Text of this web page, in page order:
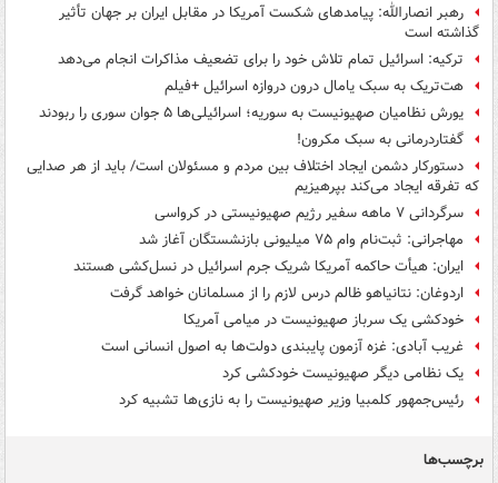
رهبر انصارالله: پیامدهای شکست آمریکا در مقابل ایران بر جهان تأثیر
گذاشته است
ترکیه: اسرائیل تمام تلاش خود را برای تضعیف مذاکرات انجام می‌دهد
هت‌تریک به سبک یامال درون دروازه اسرائیل +فیلم
یورش نظامیان صهیونیست به سوریه؛ اسرائیلی‌ها ۵ جوان سوری را ربودند
گفتاردرمانی به سبک مکرون!
دستورکار دشمن ایجاد اختلاف بین مردم و مسئولان است/ باید از هر صدایی
که تفرقه ایجاد می‌کند بپرهیزیم
سرگردانی ۷ ماهه سفیر رژیم صهیونیستی در کرواسی
مهاجرانی: ثبت‌نام وام ۷۵ میلیونی بازنشستگان آغاز شد
ایران: هیأت حاکمه‌ آمریکا شریک جرم اسرائیل در نسل‌کشی هستند
اردوغان: نتانیاهو ظالم درس لازم را از مسلمانان خواهد گرفت
خودکشی یک سرباز صهیونیست در میامی آمریکا
غریب آبادی: غزه آزمون پایبندی دولت‌ها به اصول انسانی است
یک نظامی دیگر صهیونیست خودکشی کرد
رئیس‌جمهور کلمبیا وزیر صهیونیست را به نازی‌ها تشبیه کرد
برچسب‌ها